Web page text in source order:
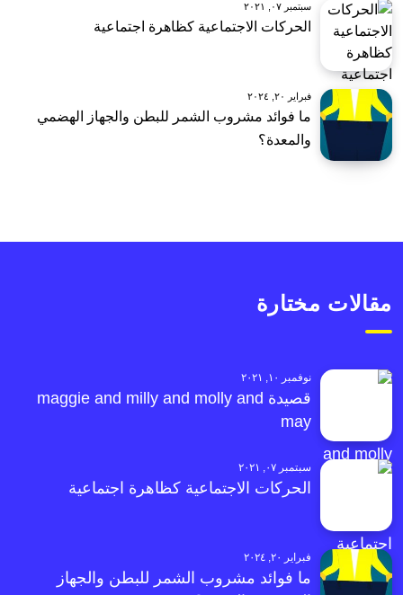
سبتمبر ٠٧, ٢٠٢١
الحركات الاجتماعية كظاهرة اجتماعية
فبراير ٢٠, ٢٠٢٤
ما فوائد مشروب الشمر للبطن والجهاز الهضمي
والمعدة؟
مقالات مختارة
نوفمبر ١٠, ٢٠٢١
قصيدة maggie and milly and molly and
may
سبتمبر ٠٧, ٢٠٢١
الحركات الاجتماعية كظاهرة اجتماعية
فبراير ٢٠, ٢٠٢٤
ما فوائد مشروب الشمر للبطن والجهاز